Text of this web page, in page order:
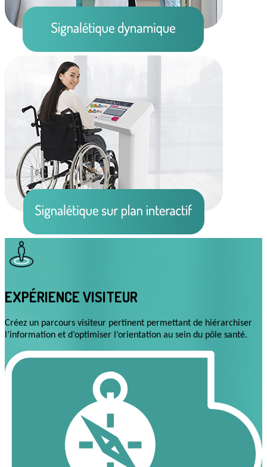
EXPÉRIENCE VISITEUR
Créez un parcours visiteur pertinent permettant de hiérarchiser
l’information et d’optimiser l’orientation au sein du pôle santé.